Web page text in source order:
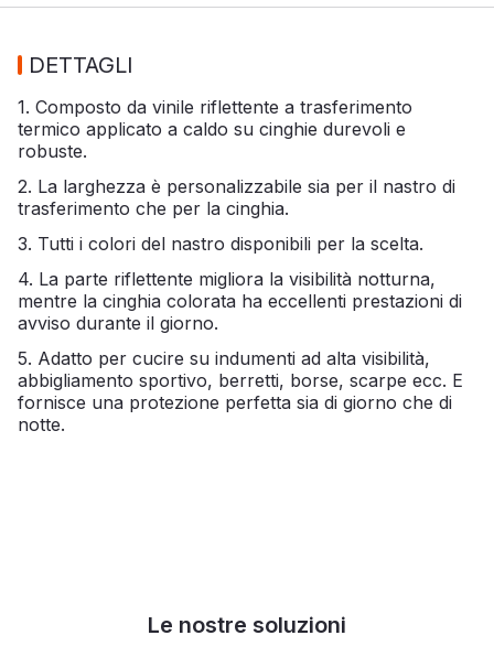
DETTAGLI
1. Composto da vinile riflettente a trasferimento
termico applicato a caldo su cinghie durevoli e
robuste.
2. La larghezza è personalizzabile sia per il nastro di
trasferimento che per la cinghia.
3. Tutti i colori del nastro disponibili per la scelta.
4. La parte riflettente migliora la visibilità notturna,
mentre la cinghia colorata ha eccellenti prestazioni di
avviso durante il giorno.
5. Adatto per cucire su indumenti ad alta visibilità,
abbigliamento sportivo, berretti, borse, scarpe ecc. E
fornisce una protezione perfetta sia di giorno che di
notte.
Le nostre soluzioni